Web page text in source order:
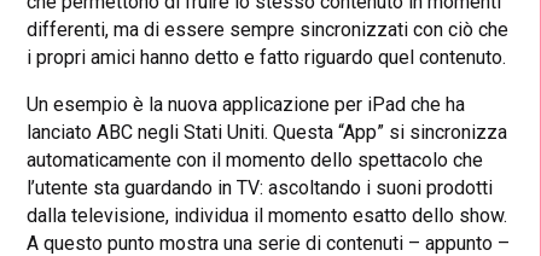
differenti, ma di essere sempre sincronizzati con ciò che
i propri amici hanno detto e fatto riguardo quel contenuto.
Un esempio è la nuova applicazione per iPad che ha
lanciato ABC negli Stati Uniti. Questa “App” si sincronizza
automaticamente con il momento dello spettacolo che
l’utente sta guardando in TV: ascoltando i suoni prodotti
dalla televisione, individua il momento esatto dello show.
A questo punto mostra una serie di contenuti – appunto –